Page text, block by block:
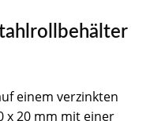
einem verzinkten
x 20 mm mit einer